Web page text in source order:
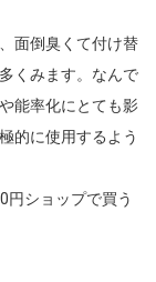
面倒臭くて付け替
くみます。なんで
能率化にとても影
的に使用するよう
円ショップで買う